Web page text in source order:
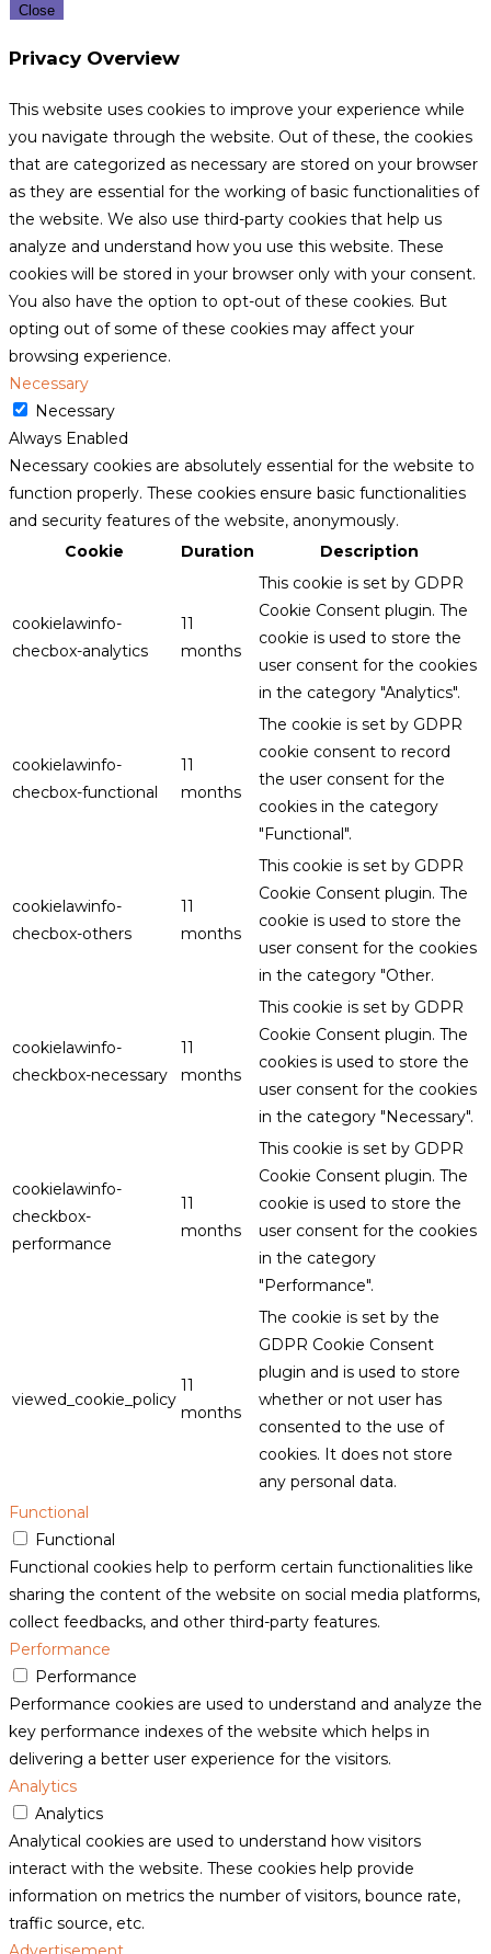
Close
Privacy Overview
This website uses cookies to improve your experience while
you navigate through the website. Out of these, the cookies
that are categorized as necessary are stored on your browser
as they are essential for the working of basic functionalities of
the website. We also use third-party cookies that help us
analyze and understand how you use this website. These
cookies will be stored in your browser only with your consent.
You also have the option to opt-out of these cookies. But
opting out of some of these cookies may affect your
browsing experience.
Necessary
Necessary
Always Enabled
Necessary cookies are absolutely essential for the website to
function properly. These cookies ensure basic functionalities
and security features of the website, anonymously.
Cookie
Duration Description
cookielawinfo-
checbox-analytics
11
months
This cookie is set by GDPR
Cookie Consent plugin. The
cookie is used to store the
user consent for the cookies
in the category "Analytics".
cookielawinfo-
checbox-functional
11
months
The cookie is set by GDPR
cookie consent to record
the user consent for the
cookies in the category
"Functional".
cookielawinfo-
checbox-others
11
months
This cookie is set by GDPR
Cookie Consent plugin. The
cookie is used to store the
user consent for the cookies
in the category "Other.
cookielawinfo-
checkbox-necessary
11
months
This cookie is set by GDPR
Cookie Consent plugin. The
cookies is used to store the
user consent for the cookies
in the category "Necessary".
cookielawinfo-
checkbox-
performance
11
months
This cookie is set by GDPR
Cookie Consent plugin. The
cookie is used to store the
user consent for the cookies
in the category
"Performance".
viewed_cookie_policy
11
months
The cookie is set by the
GDPR Cookie Consent
plugin and is used to store
whether or not user has
consented to the use of
cookies. It does not store
any personal data.
Functional
Functional
Functional cookies help to perform certain functionalities like
sharing the content of the website on social media platforms,
collect feedbacks, and other third-party features.
Performance
Performance
Performance cookies are used to understand and analyze the
key performance indexes of the website which helps in
delivering a better user experience for the visitors.
Analytics
Analytics
Analytical cookies are used to understand how visitors
interact with the website. These cookies help provide
information on metrics the number of visitors, bounce rate,
traffic source, etc.